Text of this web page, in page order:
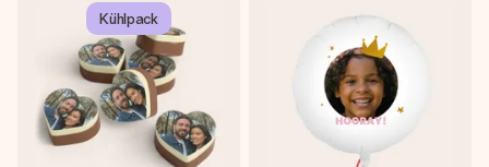
Kühlpack